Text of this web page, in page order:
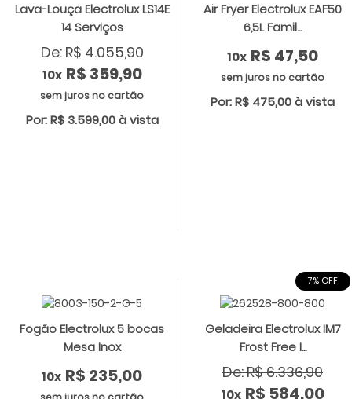
Lava-Louça Electrolux LS14E
14 Serviços
De: R$ 4.055,90
10x R$ 359,90
sem juros no cartão
Por: R$ 3.599,00 à vista
Air Fryer Electrolux EAF50
6,5L Famil...
10x R$ 47,50
sem juros no cartão
Por: R$ 475,00 à vista
Fogão Electrolux 5 bocas
Mesa Inox
10x R$ 235,00
7% OFF
Geladeira Electrolux IM7
Frost Free I...
De: R$ 6.336,90
10x R$ 584,00